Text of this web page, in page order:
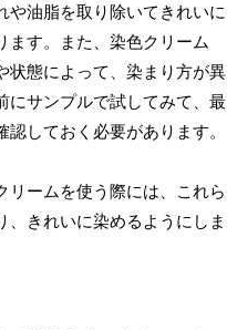
や油脂を取り除いてきれいに
ます。また、染色クリーム
状態によって、染まり方が異
にサンプルで試してみて、最
認しておく必要があります。
リームを使う際には、これら
、きれいに染めるようにしま